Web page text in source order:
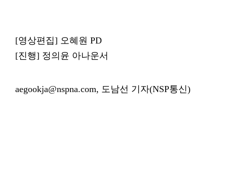
[영상편집] 오혜원 PD
[진행] 정의윤 아나운서
aegookja@nspna.com, 도남선 기자(NSP통신)